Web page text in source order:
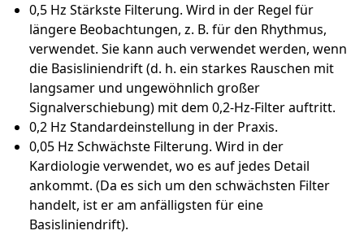
0,5 Hz Stärkste Filterung. Wird in der Regel für
längere Beobachtungen, z. B. für den Rhythmus,
verwendet. Sie kann auch verwendet werden, wenn
die Basisliniendrift (d. h. ein starkes Rauschen mit
langsamer und ungewöhnlich großer
Signalverschiebung) mit dem 0,2-Hz-Filter auftritt.
0,2 Hz Standardeinstellung in der Praxis.
0,05 Hz Schwächste Filterung. Wird in der
Kardiologie verwendet, wo es auf jedes Detail
ankommt. (Da es sich um den schwächsten Filter
handelt, ist er am anfälligsten für eine
Basisliniendrift).